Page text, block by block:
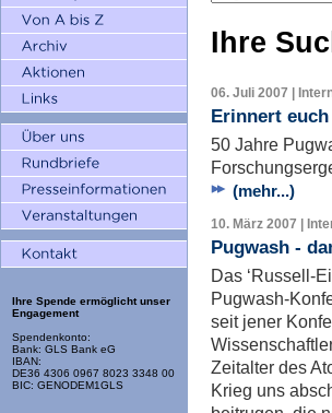
Ihre Spende ermöglicht unser
Engagement
Spendenkonto:
Bank: GLS Bank eG
IBAN:
DE36 4306 0967 8023 3348 00
BIC: GENODEM1GLS
Ihre
06. Juli 2007 |
Erinnert
50 Jahre
(mehr...)
10. März 2007 |
Pugwash -
Das ‘Russell-
Pugwash-
seit jener
Zeitalter des
Krieg uns